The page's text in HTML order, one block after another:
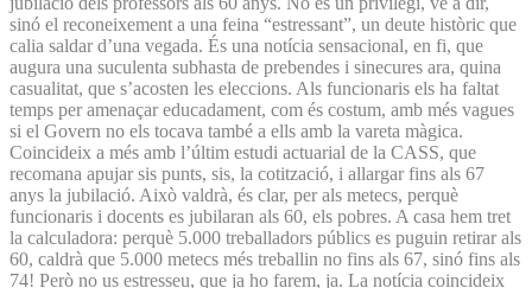
sinó el reconeixement a una feina “estressant”, un deute històric que
calia saldar d’una vegada. És una notícia sensacional, en fi, que
augura una suculenta subhasta de prebendes i sinecures ara, quina
casualitat, que s’acosten les eleccions. Als funcionaris els ha faltat
temps per amenaçar educadament, com és costum, amb més vagues
si el Govern no els tocava també a ells amb la vareta màgica.
Coincideix a més amb l’últim estudi actuarial de la CASS, que
recomana apujar sis punts, sis, la cotització, i allargar fins als 67
anys la jubilació. Això valdrà, és clar, per als metecs, perquè
funcionaris i docents es jubilaran als 60, els pobres. A casa hem tret
la calculadora: perquè 5.000 treballadors públics es puguin retirar als
60, caldrà que 5.000 metecs més treballin no fins als 67, sinó fins als
74! Però no us estresseu, que ja ho farem, ja. La notícia coincideix